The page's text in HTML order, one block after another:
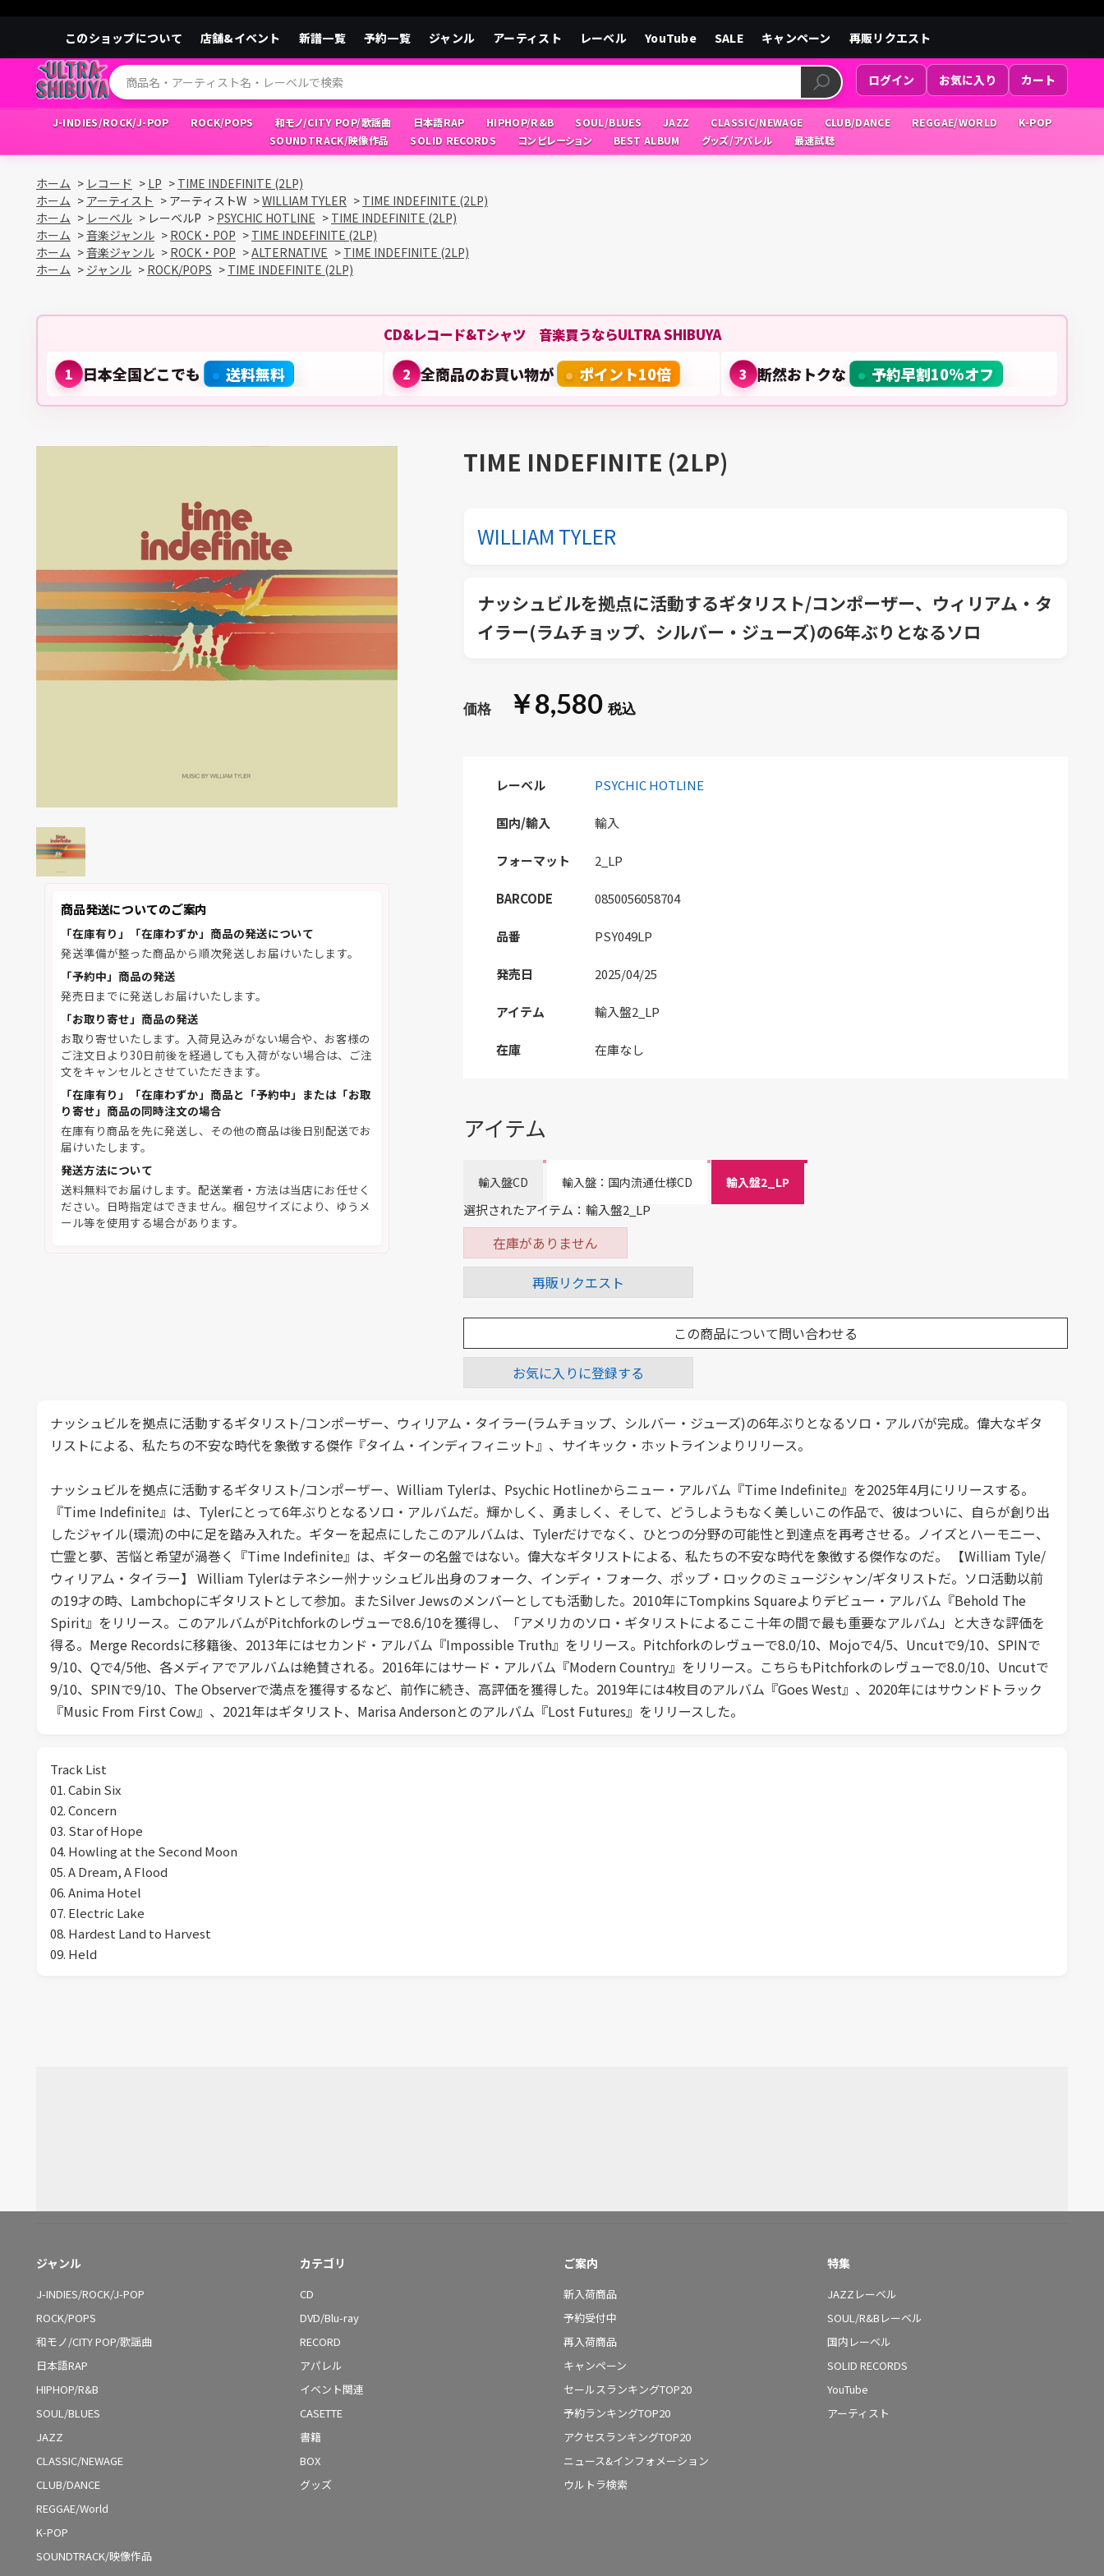
このショップについて 店舗&イベント 新譜一覧 予約一覧 ジャンル アーティスト レーベル YouTube SALE キャンペーン 再販リクエスト
ログイン お気に入り カート
J-INDIES/ROCK/J-POP ROCK/POPS 和モノ/CITY POP/歌謡曲 日本語RAP HIPHOP/R&B SOUL/BLUES JAZZ CLASSIC/NEWAGE CLUB/DANCE REGGAE/WORLD
K-POP
SOUNDTRACK/映像作品
SOLID RECORDS コンピレーション BEST ALBUM グッズ/アパレル 最速試聴
ホーム > レコード > LP > TIME INDEFINITE (2LP)
ホーム > アーティスト > アーティストW >WILLIAM TYLER > TIME INDEFINITE (2LP)
ホーム > レーベル > レーベルP > PSYCHIC HOTLINE > TIME INDEFINITE (2LP)
ホーム >音楽ジャンル > ROCK・POP > TIME INDEFINITE (2LP)
ホーム >音楽ジャンル > ROCK・POP >ALTERNATIVE > TIME INDEFINITE (2LP)
ホーム > ジャンル > ROCK/POPS > TIME INDEFINITE (2LP)
CD&レコード&Tシャツ 音楽買うならULTRA SHIBUYA
1 日本全国どこでも 送料無料 2 全商品のお買い物が ポイント10倍 3 断然おトクな 予約早割10%オフ
商品発送についてのご案内
「在庫有り」「在庫わずか」商品の発送について
発送準備が整った商品から順次発送しお届けいたします。
「予約中」商品の発送
発売日までに発送しお届けいたします。
「お取り寄せ」商品の発送
お取り寄せいたします。入荷見込みがない場合や、お客様の
ご注文日より30日前後を経過しても入荷がない場合は、ご注
文をキャンセルとさせていただきます。
「在庫有り」「在庫わずか」商品と「予約中」または「お取
り寄せ」商品の同時注文の場合
在庫有り商品を先に発送し、その他の商品は後日別配送でお
届けいたします。
発送方法について
送料無料でお届けします。配送業者・方法は当店にお任せく
ださい。日時指定はできません。梱包サイズにより、ゆうメ
ール等を使用する場合があります。
TIME INDEFINITE (2LP)
WILLIAM TYLER
ナッシュビルを拠点に活動するギタリスト/コンポーザー、ウィリアム・タ
イラー(ラムチョップ、シルバー・ジューズ)の6年ぶりとなるソロ
￥8,580
レーベル PSYCHIC HOTLINE
国内/輸入 輸入
フォーマット 2_LP
BARCODE 0850056058704
品番 PSY049LP
発売日 2025/04/25
アイテム 輸入盤2_LP
在庫 在庫なし
アイテム
輸入盤CD 輸入盤：国内流通仕様CD 輸入盤2_LP
選択されたアイテム：輸入盤2_LP
在庫がありません
再販リクエスト
この商品について問い合わせる
お気に入りに登録する
ナッシュビルを拠点に活動するギタリスト/コンポーザー、ウィリアム・タイラー(ラムチョップ、シルバー・ジューズ)の6年ぶりとなるソロ・アルバが完成。偉大なギタ
リストによる、私たちの不安な時代を象徴する傑作『タイム・インディフィニット』、サイキック・ホットラインよりリリース。
ナッシュビルを拠点に活動するギタリスト/コンポーザー、William Tylerは、Psychic Hotlineからニュー・アルバム『Time Indefinite』を2025年4月にリリースする。
『Time Indefinite』は、Tylerにとって6年ぶりとなるソロ・アルバムだ。輝かしく、勇ましく、そして、どうしようもなく美しいこの作品で、彼はついに、自らが創り出
したジャイル(環流)の中に足を踏み入れた。ギターを起点にしたこのアルバムは、Tylerだけでなく、ひとつの分野の可能性と到達点を再考させる。ノイズとハーモニー、
亡霊と夢、苦悩と希望が渦巻く『Time Indefinite』は、ギターの名盤ではない。偉大なギタリストによる、私たちの不安な時代を象徴する傑作なのだ。 【William Tyle/
ウィリアム・タイラー】 William Tylerはテネシー州ナッシュビル出身のフォーク、インディ・フォーク、ポップ・ロックのミュージシャン/ギタリストだ。ソロ活動以前
の19才の時、Lambchopにギタリストとして参加。またSilver Jewsのメンバーとしても活動した。2010年にTompkins Squareよりデビュー・アルバム『Behold The
Spirit』をリリース。このアルバムがPitchforkのレヴューで8.6/10を獲得し、「アメリカのソロ・ギタリストによるここ十年の間で最も重要なアルバム」と大きな評価を
得る。Merge Recordsに移籍後、2013年にはセカンド・アルバム『Impossible Truth』をリリース。Pitchforkのレヴューで8.0/10、Mojoで4/5、Uncutで9/10、SPINで
9/10、Qで4/5他、各メディアでアルバムは絶賛される。2016年にはサード・アルバム『Modern Country』をリリース。こちらもPitchforkのレヴューで8.0/10、Uncutで
9/10、SPINで9/10、The Observerで満点を獲得するなど、前作に続き、高評価を獲得した。2019年には4枚目のアルバム『Goes West』、2020年にはサウンドトラック
『Music From First Cow』、2021年はギタリスト、Marisa Andersonとのアルバム『Lost Futures』をリリースした。
Track List
01. Cabin Six
02. Concern
03. Star of Hope
04. Howling at the Second Moon
05. A Dream, A Flood
06. Anima Hotel
07. Electric Lake
08. Hardest Land to Harvest
09. Held
ジャンル
J-INDIES/ROCK/J-POP
ROCK/POPS
和モノ/CITY POP/歌謡曲
日本語RAP
HIPHOP/R&B
SOUL/BLUES
JAZZ
CLASSIC/NEWAGE
CLUB/DANCE
REGGAE/World
K-POP
SOUNDTRACK/映像作品
カテゴリ
CD
DVD/Blu-ray
RECORD
アパレル
イベント関連
CASETTE
書籍
BOX
グッズ
ご案内
新入荷商品
予約受付中
再入荷商品
キャンペーン
セールスランキングTOP20
予約ランキングTOP20
アクセスランキングTOP20
ニュース&インフォメーション
ウルトラ検索
特集
JAZZレーベル
SOUL/R&Bレーベル
国内レーベル
SOLID RECORDS
YouTube
アーティスト